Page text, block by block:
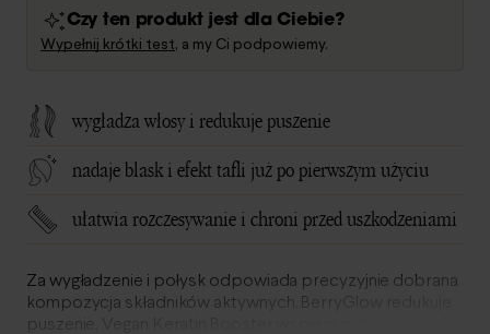
Czy ten produkt jest dla Ciebie?
Wypełnij krótki test, a my Ci podpowiemy.
wygładza włosy i redukuje puszenie
nadaje blask i efekt tafli już po pierwszym użyciu
ułatwia rozczesywanie i chroni przed uszkodzeniami
Za wygładzenie i połysk odpowiada precyzyjnie dobrana
kompozycja składników aktywnych. BerryGlow redukuje
puszenie, Vegan Keratin Booster wspiera odbudowę, a